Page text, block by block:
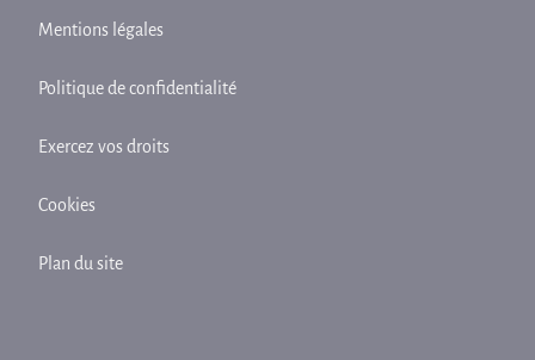
Mentions légales
Politique de confidentialité
Exercez vos droits
Cookies
Plan du site